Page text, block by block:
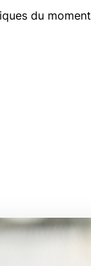
du moment